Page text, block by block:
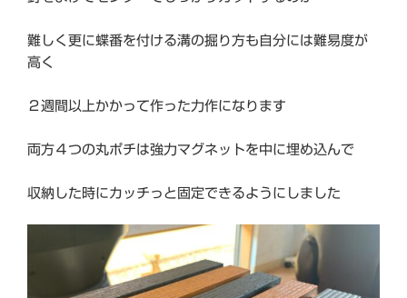
難しく更に蝶番を付ける溝の掘り方も自分には難易度が
高く
２週間以上かかって作った力作になります
両方４つの丸ポチは強力マグネットを中に埋め込んで
収納した時にカッチっと固定できるようにしました